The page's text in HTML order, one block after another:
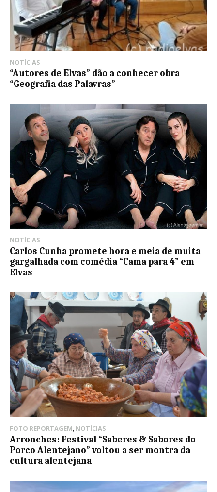
NOTÍCIAS
“Autores de Elvas” dão a conhecer obra
“Geografia das Palavras”
NOTÍCIAS
Carlos Cunha promete hora e meia de muita
gargalhada com comédia “Cama para 4” em
Elvas
FOTO REPORTAGEM, NOTÍCIAS
Arronches: Festival “Saberes & Sabores do
Porco Alentejano” voltou a ser montra da
cultura alentejana